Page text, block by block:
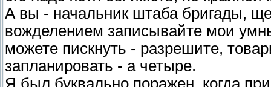
А вы - начальник штаба бригады,
вожделением записывайте мои
можете пискнуть - разрешите,
запланировать - а четыре.
Я был буквально поражен, когда